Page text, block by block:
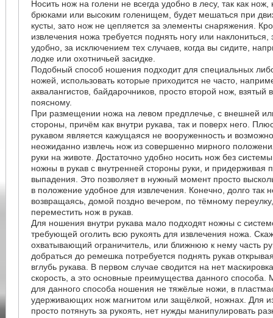
Носить нож на голени не всегда удобно в лесу, так как
брюками или высоким голенищем, будет мешаться при
кусты, зато нож не цепляется за элементы снаряжения.
извлечения ножа требуется поднять ногу или
удобно, за исключением тех случаев, когда вы сидите,
лодке или охотничьей засидке.
Подобный способ ношения подходит для специальных
ножей, использовать которые приходится не часто,
аквалангистов, байдарочников, просто второй нож, взятый
поясному.
При размещении ножа на левом предплечье, с внешней
стороны, причём как внутри рукава, так и поверх него.
рукавом является кажущаяся не вооруженность и
неожиданно извлечь нож из совершенно мирного
руки на животе. Достаточно удобно носить нож без
ножны в рукав с внутренней стороны руки, и придерживая
выпадения. Это позволяет в нужный момент просто
в положение удобное для извлечения. Конечно, долго так
возвращаясь, домой поздно вечером, по тёмному
переместить нож в рукав.
Для ношения внутри рукава мало подходят ножны с
требующей оголить всю рукоять для извлечения ножа.
охватывающий ограничитель, или ближнюю к нему часть
добраться до ремешка потребуется поднять рукав
вглубь рукава. В первом случае сводится на нет
скорость, а это основные преимущества данного способа.
для данного способа ношения не тяжёлые ножи, в
удерживающих нож магнитом или защёлкой, ножнах. Для
просто потянуть за рукоять, нет нужды манипулировать